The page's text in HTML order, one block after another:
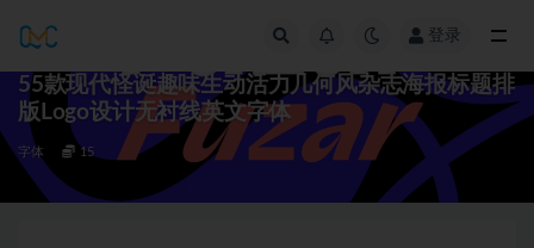
登录
55款现代怪诞趣味生动活力几何风杂志海报标题排
版Logo设计无衬线英文字体
字体 15